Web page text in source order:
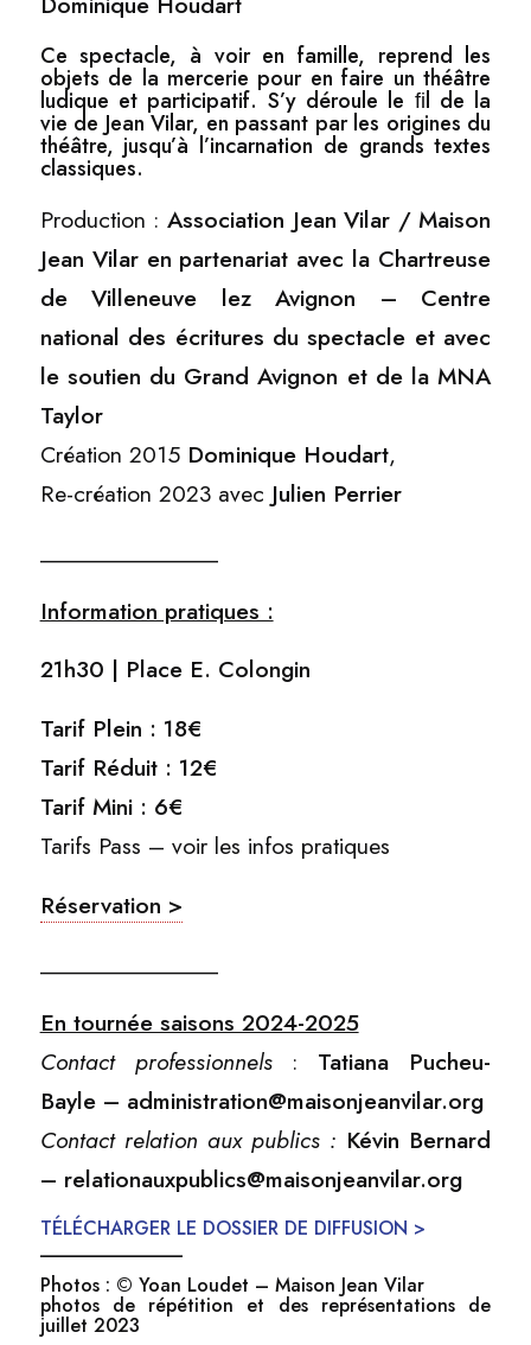
Ce spectacle, à voir en famille, reprend les
objets de la mercerie pour en faire un théâtre
ludique et participatif. S’y déroule le ﬁl de la
vie de Jean Vilar, en passant par les origines du
théâtre, jusqu’à l’incarnation de grands textes
classiques.
Production : Association Jean Vilar / Maison
Jean Vilar en partenariat avec la Chartreuse
de Villeneuve lez Avignon – Centre
national des écritures du spectacle et avec
le soutien du Grand Avignon et de la MNA
Taylor
Création 2015 Dominique Houdart,
Re-création 2023 avec Julien Perrier
_______________
Information pratiques :
21h30 | Place E. Colongin
Tarif Plein : 18€
Tarif Réduit : 12€
Tarif Mini : 6€
Tarifs Pass – voir les infos pratiques
Réservation >
_______________
En tournée saisons 2024-2025
Contact professionnels: Tatiana Pucheu-
Bayle – administration@maisonjeanvilar.org
Contact relation aux publics : Kévin Bernard
– relationauxpublics@maisonjeanvilar.org
TÉLÉCHARGER LE DOSSIER DE DIFFUSION >
_______________
Photos : © Yoan Loudet – Maison Jean Vilar
photos de répétition et des représentations de
juillet 2023